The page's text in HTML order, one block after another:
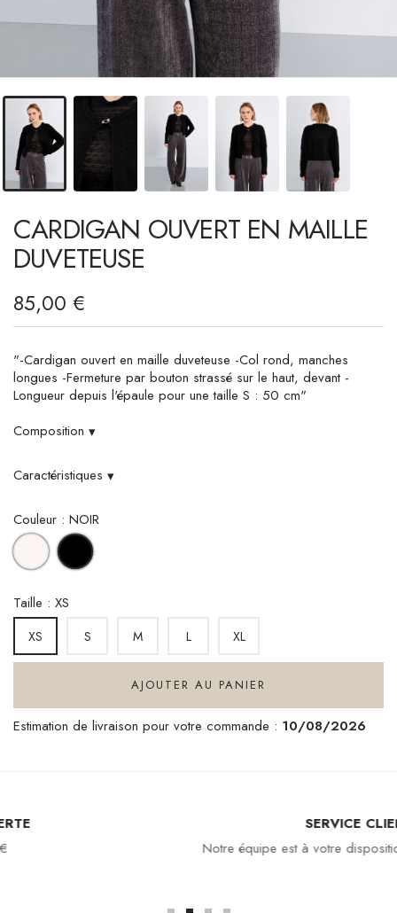
CARDIGAN OUVERT EN MAILLE
DUVETEUSE
85,00 €
"-Cardigan ouvert en maille duveteuse -Col rond, manches
longues -Fermeture par bouton strassé sur le haut, devant -
Longueur depuis l'épaule pour une taille S : 50 cm"
Composition ▾
Caractéristiques ▾
Couleur : NOIR
OFFWHITENOIR
Taille : XS
XS S M L XL
AJOUTER AU PANIER
Estimation de livraison pour votre commande : 10/08/2026
Notre équipe est à votre disposition : 04 94 94 97 80